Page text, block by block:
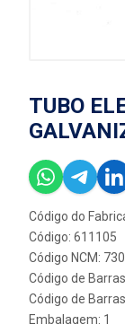
TUBO
Código do
Código: 611105
Código NCM:
Código de
Código de
Embalagem: 1